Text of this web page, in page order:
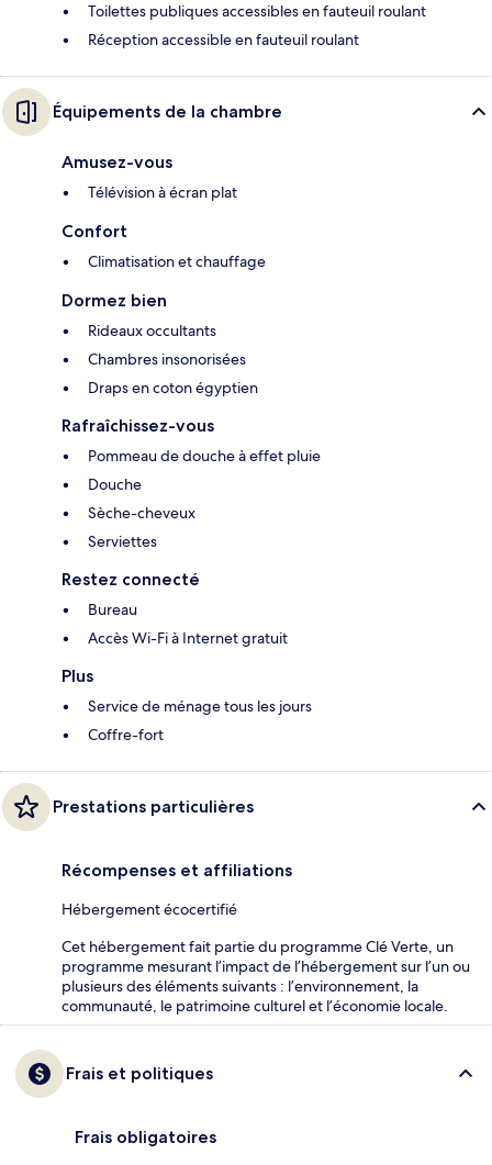
Toilettes publiques accessibles en fauteuil roulant
Réception accessible en fauteuil roulant
Équipements de la chambre
Amusez-vous
Télévision à écran plat
Confort
Climatisation et chauffage
Dormez bien
Rideaux occultants
Chambres insonorisées
Draps en coton égyptien
Rafraîchissez-vous
Pommeau de douche à effet pluie
Douche
Sèche-cheveux
Serviettes
Restez connecté
Bureau
Accès Wi-Fi à Internet gratuit
Plus
Service de ménage tous les jours
Coffre-fort
Prestations particulières
Récompenses et affiliations
Hébergement écocertifié
Cet hébergement fait partie du programme Clé Verte, un
programme mesurant l’impact de l’hébergement sur l’un ou
plusieurs des éléments suivants : l’environnement, la
communauté, le patrimoine culturel et l’économie locale.
Frais et politiques
Frais obligatoires